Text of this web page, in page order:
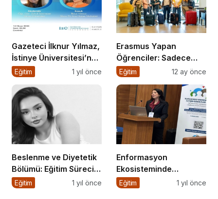
Gazeteci İlknur Yılmaz,
İstinye Üniversitesi’nde
Dijital Medya
Konuğu Oldu
Eğitim 1 yıl önce
Erasmus Yapan
Öğrenciler: Sadece
Ülke Değil, Bakış Açısı
Eğitim 12 ay önce
Beslenme ve Diyetetik
Bölümü: Eğitim Süreci,
Kariyer Olanakları ve
Eğitim 1 yıl önce
Enformasyon
Ekosisteminde
Dezenformasyon ve
Eğitim 1 yıl önce